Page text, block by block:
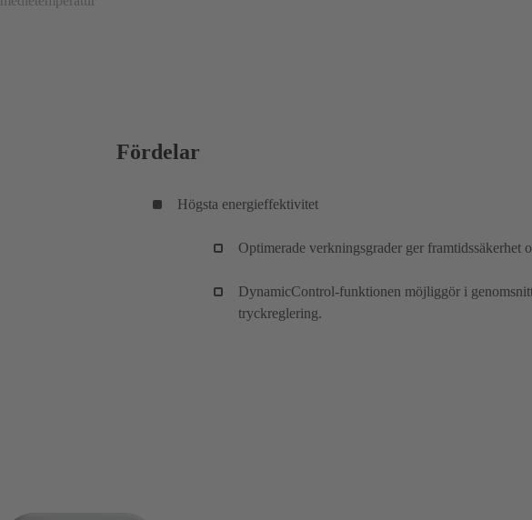
Fördelar
Högsta energieffektivitet
Optimerade verkningsgrader ger
DynamicControl-funktionen möjliggör i
tryckreglering.